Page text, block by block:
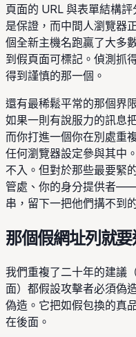
頁面的 URL 與表單結構
是保證，而中間人瀏覽器
個全新主機名跑贏了大多
到假頁面可標記。偵測抓
得到謹慎的那一個。
還有最稀鬆平常的那個界
如果一則有說服力的訊息
而你打進一個你在別處重
任何瀏覽器設定參與其中
不入。但對於那些最要
管處、你的身分提供者
串，留下一把他們搆不到
那個假網址列就要
我們重複了二十年的建議
面）都假設攻擊者必須偽
偽造。它把如假包換的真
在後面。